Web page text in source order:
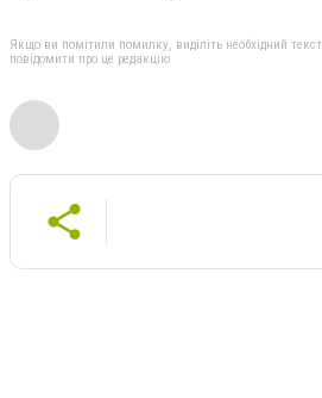
Якщо ви помітили помилку, виділіть необхідний
повідомити про це редакцію